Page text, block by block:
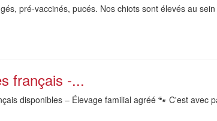
pré-vaccinés, pucés. Nos chiots sont élevés au
français -...
disponibles – Élevage familial agréé 🐾 C'est